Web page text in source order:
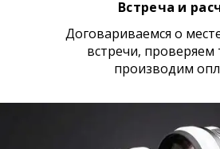
Встреча и
Договариваемся о
встречи, проверяем
производим